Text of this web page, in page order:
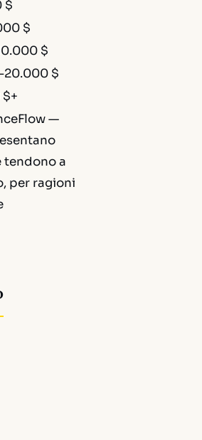
$
$
$
$
—
tendono a
per ragioni